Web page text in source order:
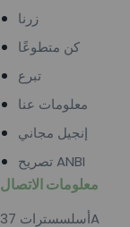
زرنا
كن متطوعًا
تبرع
معلومات عنا
إنجيل مجاني
تصريح ANBI
معلومات الاتصال
أسلسسترات 37A